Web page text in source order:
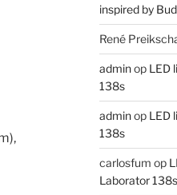
inspired by
René
adminop LED
138s
adminop LED
138s
carlosfum op
Laborator 138s